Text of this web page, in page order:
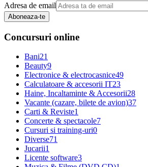
Adresa de email
Aboneaza-te
Concursuri online
Bani21
Beauty9
Electronice & electrocasnice49
Calculatoare & accesorii IT23
Haine, Incaltaminte & Accesorii28
Vacante (cazare, bilete de avion)37
Carti & Reviste1
Concerte & spectacole7
Cursuri si training-uri0
Diverse71
Jucarii1
Licente software3